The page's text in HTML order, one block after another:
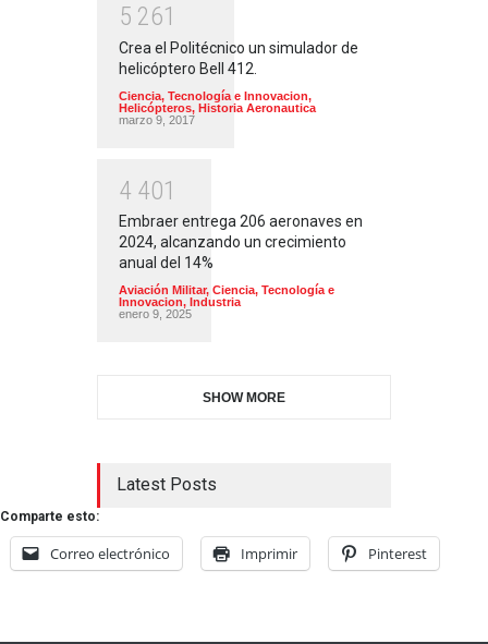
5 261
Crea el Politécnico un simulador de
helicóptero Bell 412.
Ciencia, Tecnología e Innovacion,
Helicópteros, Historia Aeronautica
marzo 9, 2017
4 401
Embraer entrega 206 aeronaves en
2024, alcanzando un crecimiento
anual del 14%
Aviación Militar, Ciencia, Tecnología e
Innovacion, Industria
enero 9, 2025
SHOW MORE
Latest Posts
Comparte esto:
Correo electrónico Imprimir Pinterest